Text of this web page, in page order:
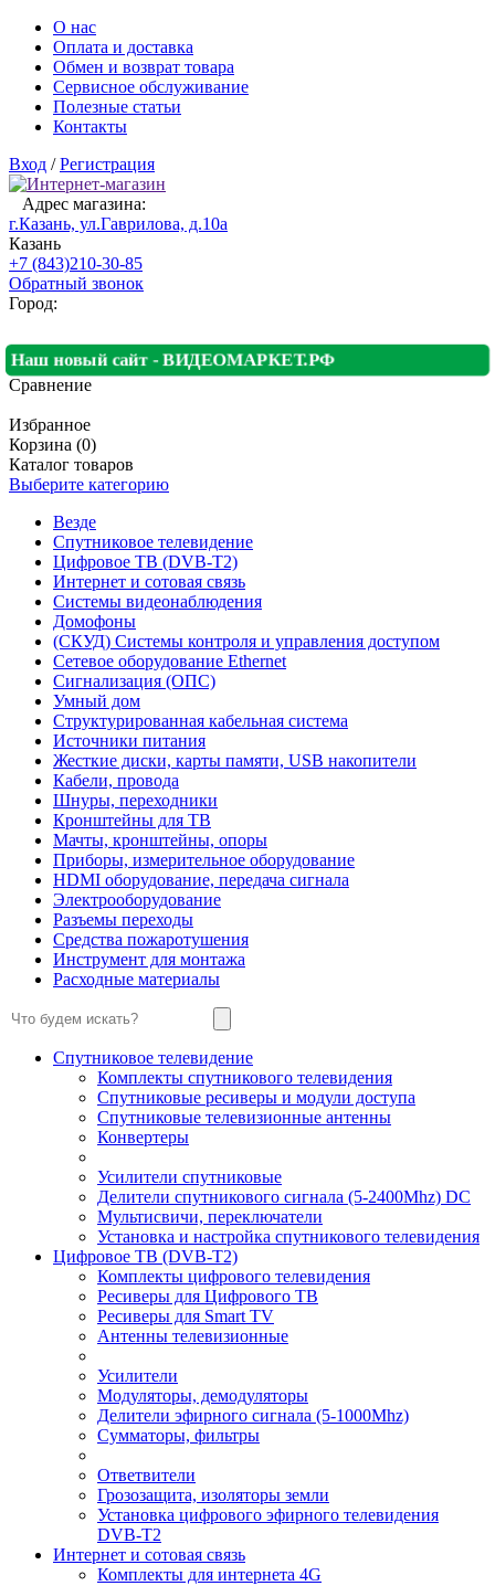
О нас
Оплата и доставка
Обмен и возврат товара
Сервисное обслуживание
Полезные статьи
Контакты
Вход /Регистрация
Адрес магазина:
г.Казань, ул.Гаврилова, д.10а
Казань
+7 (843)210-30-85
Обратный звонок
Город:
Наш новый сайт - ВИДЕОМАРКЕТ.РФ
Сравнение
Избранное
Корзина (0)
Каталог товаров
Выберите категорию
Везде
Спутниковое телевидение
Цифровое ТВ (DVB-T2)
Интернет и сотовая связь
Системы видеонаблюдения
Домофоны
(СКУД) Системы контроля и управления доступом
Сетевое оборудование Ethernet
Сигнализация (ОПС)
Умный дом
Структурированная кабельная система
Источники питания
Жесткие диски, карты памяти, USB накопители
Кабели, провода
Шнуры, переходники
Кронштейны для ТВ
Мачты, кронштейны, опоры
Приборы, измерительное оборудование
HDMI оборудование, передача сигнала
Электрооборудование
Разъемы переходы
Средства пожаротушения
Инструмент для монтажа
Расходные материалы
Спутниковое телевидение
Комплекты спутникового телевидения
Спутниковые ресиверы и модули доступа
Спутниковые телевизионные антенны
Конвертеры
Усилители спутниковые
Делители спутникового сигнала (5-2400Mhz) DC
Мультисвичи, переключатели
Установка и настройка спутникового телевидения
Цифровое ТВ (DVB-T2)
Комплекты цифрового телевидения
Ресиверы для Цифрового ТВ
Ресиверы для Smart TV
Антенны телевизионные
Усилители
Модуляторы, демодуляторы
Делители эфирного сигнала (5-1000Mhz)
Сумматоры, фильтры
Ответвители
Грозозащита, изоляторы земли
Установка цифрового эфирного телевидения
DVB-T2
Интернет и сотовая связь
Комплекты для интернета 4G